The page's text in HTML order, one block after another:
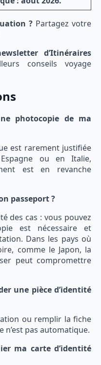
? Partagez votre
d’Itinéraires
conseils voyage
photocopie de ma
est rarement justifiée
ou en Italie,
est en revanche
passeport ?
des cas : vous pouvez
est nécessaire et
Dans les pays où
comme le Japon, la
peut compromettre
une pièce d’identité
ou remplir la fiche
n’est pas automatique.
ma carte d’identité